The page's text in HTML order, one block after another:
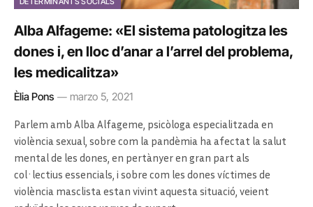
Alba Alfageme: «El sistema patologitza les
dones i, en lloc d’anar a l’arrel del problema,
les medicalitza»
Èlia Pons marzo 5, 2021
Parlem amb Alba Alfageme, psicòloga especialitzada en
violència sexual, sobre com la pandèmia ha afectat la salut
mental de les dones, en pertànyer en gran part als
col·lectius essencials, i sobre com les dones víctimes de
violència masclista estan vivint aquesta situació, veient